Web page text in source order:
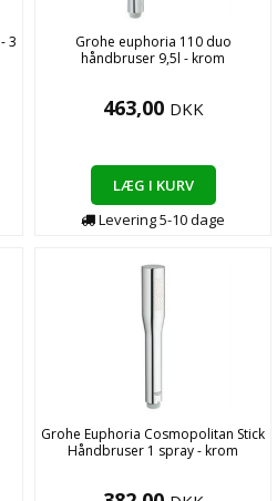
3
Grohe euphoria 110 duo
håndbruser 9,5l - krom
463,00 DKK
LÆG I KURV
Levering5-10dage
Grohe Euphoria Cosmopolitan Stick
Håndbruser 1 spray - krom